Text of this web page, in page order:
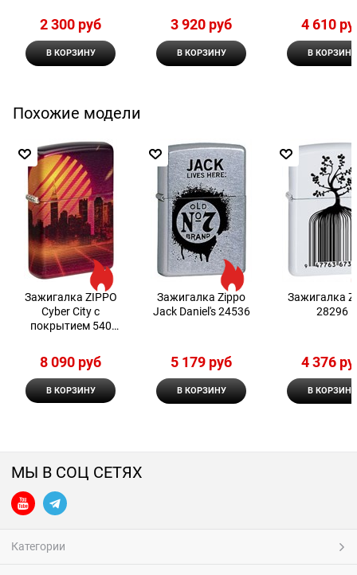
2 300 руб
В КОРЗИНУ
широкой зажигалки
Zippo
3 920 руб
В КОРЗИНУ
ремень,
4 610
В КОРЗИНУ
Похожие модели
Зажигалка ZIPPO
Cyber City с
покрытием 540
8 090 руб
В КОРЗИНУ
Зажигалка Zippo
Jack Daniel's 24536
5 179 руб
В КОРЗИНУ
Зажигалка
28296
4 376
В КОРЗИНУ
МЫ В СОЦ СЕТЯХ
Категории